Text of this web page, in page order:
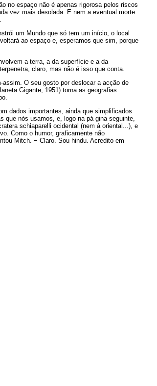
no espaço não é apenas rigorosa pelos riscos
vez mais desolada. E nem a eventual morte
um Mundo que só tem um início, o local
ao espaço e, esperamos que sim, porque
a terra, a da superfície e a da
claro, mas não é isso que conta.
O seu gosto por deslocar a acção de
Gigante, 1951) torna as geografias
dados importantes, ainda que simplificados
que nós usamos, e, logo na pá gina seguinte,
schiaparelli ocidental (nem à oriental...), e
Como o humor, graficamente não
Mitch. − Claro. Sou hindu. Acredito em